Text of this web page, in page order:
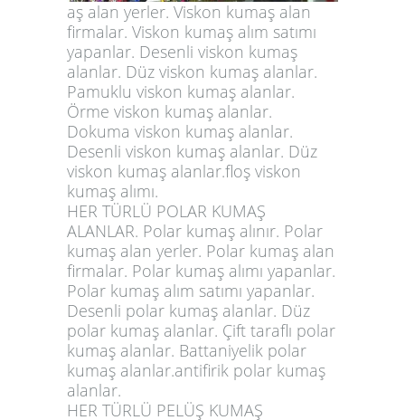
aş alan yerler. Viskon kumaş alan
firmalar. Viskon kumaş alım satımı
yapanlar. Desenli viskon kumaş
alanlar. Düz viskon kumaş alanlar.
Pamuklu viskon kumaş alanlar.
Örme viskon kumaş alanlar.
Dokuma viskon kumaş alanlar.
Desenli viskon kumaş alanlar. Düz
viskon kumaş alanlar.floş viskon
kumaş alımı.
HER TÜRLÜ POLAR KUMAŞ
ALANLAR. Polar kumaş alınır. Polar
kumaş alan yerler. Polar kumaş alan
firmalar. Polar kumaş alımı yapanlar.
Polar kumaş alım satımı yapanlar.
Desenli polar kumaş alanlar. Düz
polar kumaş alanlar. Çift taraflı polar
kumaş alanlar. Battaniyelik polar
kumaş alanlar.antifirik polar kumaş
alanlar.
HER TÜRLÜ PELÜŞ KUMAŞ